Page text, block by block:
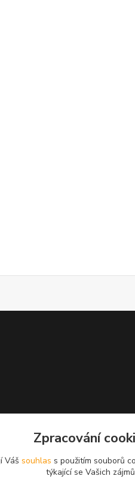
Zpracování
Váš souhlas s použitím souborů
týkající se Vašich